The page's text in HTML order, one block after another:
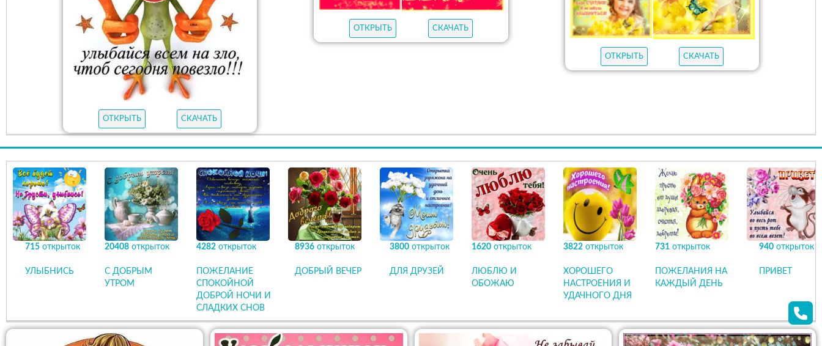
ОТКРЫТЬ СКАЧАТЬ
ОТКРЫТЬ СКАЧАТЬ
ОТКРЫТЬ СКАЧАТЬ
715 открыток
УЛЫБНИСЬ
20408 открыток
С ДОБРЫМ
УТРОМ
4282 открыток
ПОЖЕЛАНИЕ
СПОКОЙНОЙ
ДОБРОЙ НОЧИ И
СЛАДКИХ СНОВ
8936открыток
ДОБРЫЙ ВЕЧЕР
3800 открыток
ДЛЯ ДРУЗЕЙ
1620 открыток
ЛЮБЛЮ И
ОБОЖАЮ
3822 открыток
ХОРОШЕГО
НАСТРОЕНИЯ И
УДАЧНОГО ДНЯ
731 открыток
ПОЖЕЛАНИЯ НА
КАЖДЫЙ ДЕНЬ
940 открыток
ПРИВЕТ